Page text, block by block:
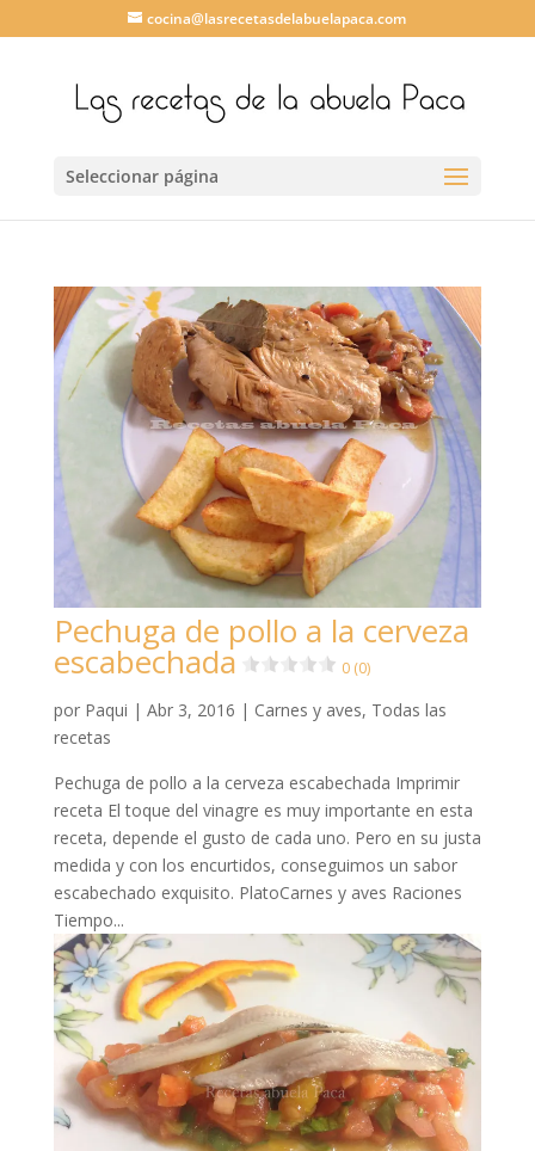
cocina@lasrecetasdelabuelapaca.com
Seleccionar página
Pechuga de pollo a la cerveza
escabechada 0 (0)
por Paqui | Abr 3, 2016 | Carnes y aves, Todas las
recetas
Pechuga de pollo a la cerveza escabechada Imprimir
receta El toque del vinagre es muy importante en esta
receta, depende el gusto de cada uno. Pero en su justa
medida y con los encurtidos, conseguimos un sabor
escabechado exquisito. PlatoCarnes y aves Raciones
Tiempo...